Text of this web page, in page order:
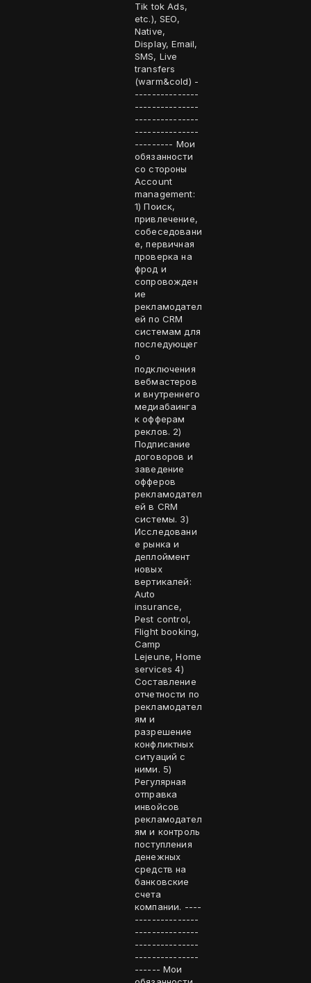
Tik tok Ads,
etc.), SEO,
Native,
Display, Email,
SMS, Live
transfers
(warm&cold) -
---------------
---------------
---------------
---------------
--------- Мои
обязанности
со стороны
Account
management:
1) Поиск,
привлечение,
собеседовани
е, первичная
проверка на
фрод и
сопровожден
ие
рекламодател
ей по CRM
системам для
последующег
о
подключения
вебмастеров
и внутреннего
медиабаинга
к офферам
реклов. 2)
Подписание
договоров и
заведение
офферов
рекламодател
ей в CRM
системы. 3)
Исследовани
е рынка и
деплоймент
новых
вертикалей:
Auto
insurance,
Pest control,
Flight booking,
Camp
Lejeune, Home
services 4)
Составление
отчетности по
рекламодател
ям и
разрешение
конфликтных
ситуаций с
ними. 5)
Регулярная
отправка
инвойсов
рекламодател
ям и контроль
поступления
денежных
средств на
банковские
счета
компании. ----
---------------
---------------
---------------
---------------
------ Мои